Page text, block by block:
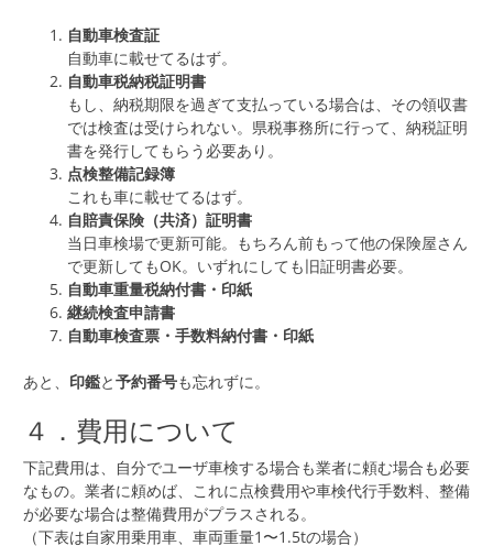
自動車検査証
自動車に載せてるはず。
自動車税納税証明書
もし、納税期限を過ぎて支払っている場合は、その領収書
では検査は受けられない。県税事務所に行って、納税証明
書を発行してもらう必要あり。
点検整備記録簿
これも車に載せてるはず。
自賠責保険（共済）証明書
当日車検場で更新可能。もちろん前もって他の保険屋さん
で更新してもOK。いずれにしても旧証明書必要。
自動車重量税納付書・印紙
継続検査申請書
自動車検査票・手数料納付書・印紙
あと、 印鑑と予約番号も忘れずに。
４．費用について
下記費用は、自分でユーザ車検する場合も業者に頼む場合も必要
なもの。業者に頼めば、これに点検費用や車検代行手数料、整備
が必要な場合は整備費用がプラスされる。
（下表は自家用乗用車、車両重量1〜1.5tの場合）